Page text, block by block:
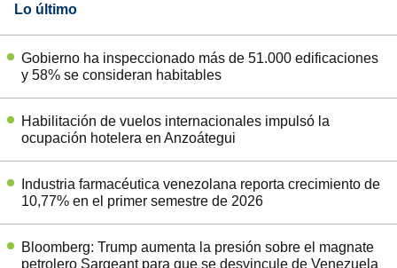
Lo último
Gobierno ha inspeccionado más de 51.000 edificaciones
y 58% se consideran habitables
Habilitación de vuelos internacionales impulsó la
ocupación hotelera en Anzoátegui
Industria farmacéutica venezolana reporta crecimiento de
10,77% en el primer semestre de 2026
Bloomberg: Trump aumenta la presión sobre el magnate
petrolero Sargeant para que se desvincule de Venezuela